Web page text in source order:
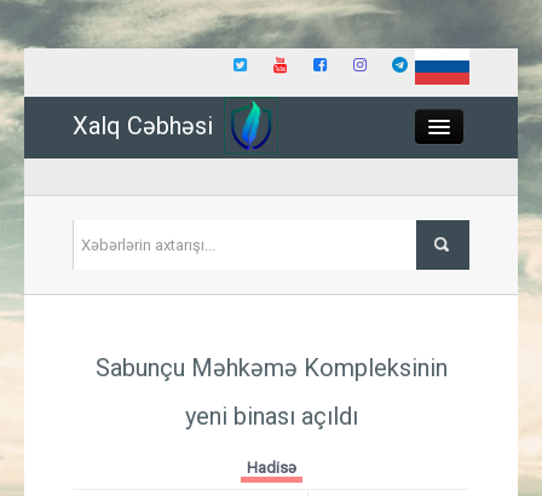
Xalq Cəbhəsi
İqtisadiyyat
Sabunçu Məhkəmə Kompleksinin
yeni binası açıldı
Hadisə